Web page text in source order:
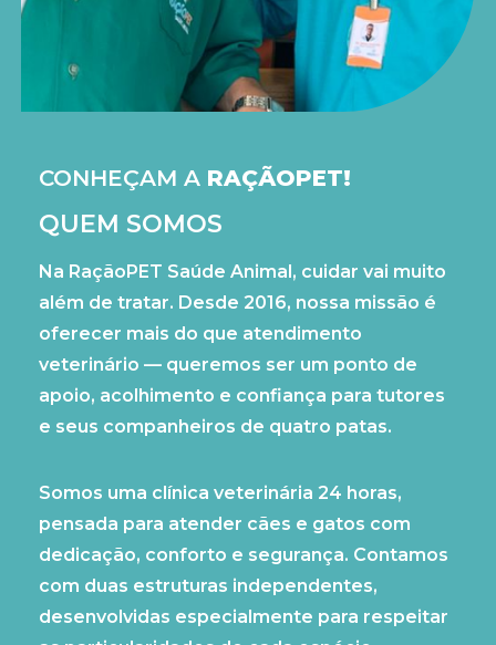
CONHEÇAM A RAÇÃOPET!
QUEM SOMOS
Na RaçãoPET Saúde Animal, cuidar vai muito
além de tratar. Desde 2016, nossa missão é
oferecer mais do que atendimento
veterinário — queremos ser um ponto de
apoio, acolhimento e confiança para tutores
e seus companheiros de quatro patas.
Somos uma clínica veterinária 24 horas,
pensada para atender cães e gatos com
dedicação, conforto e segurança. Contamos
com duas estruturas independentes,
desenvolvidas especialmente para respeitar